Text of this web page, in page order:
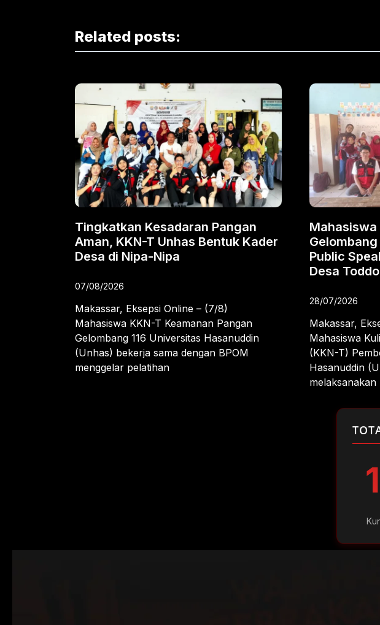
Related posts:
Tingkatkan Kesadaran Pangan
Aman, KKN-T Unhas Bentuk Kader
Desa di Nipa-Nipa
07/08/2026
Makassar, Eksepsi Online – (7/8)
Mahasiswa KKN-T Keamanan Pangan
Gelombang 116 Universitas Hasanuddin
(Unhas) bekerja sama dengan BPOM
menggelar pelatihan
Mahasiswa
Gelombang
Public
Desa
28/07/2026
Makassar,
Mahasiswa
(KKN-T)
Hasanuddin